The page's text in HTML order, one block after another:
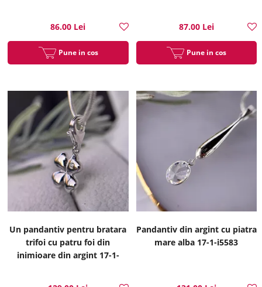
86.00 Lei
Pune in cos
87.00 Lei
Pune in cos
Un pandantiv pentru bratara
trifoi cu patru foi din
inimioare din argint 17-1-
Pandantiv din argint cu piatra
mare alba 17-1-i5583